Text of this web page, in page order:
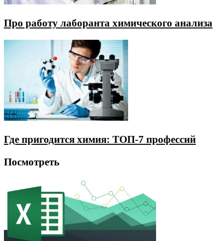
Про работу лаборанта химического анализа
Где пригодится химия: ТОП-7 профессий
Посмотреть